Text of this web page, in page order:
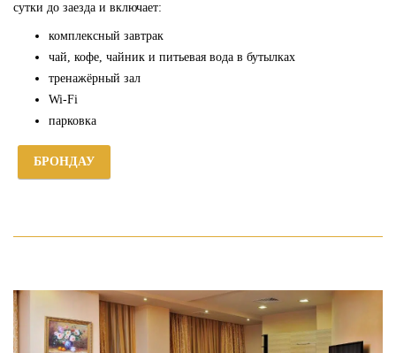
сутки до заезда и включает:
комплексный завтрак
чай, кофе, чайник и питьевая вода в бутылках
тренажёрный зал
Wi-Fi
парковка
БРОНДАУ